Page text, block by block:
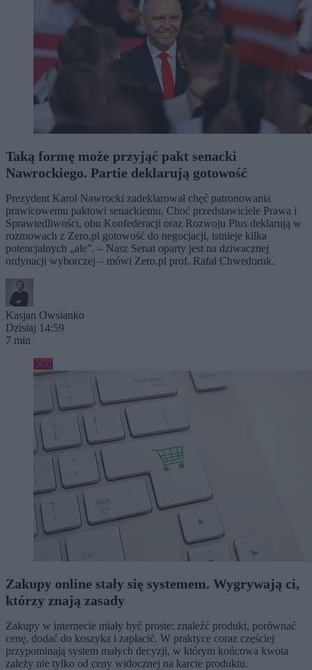
Taką formę może przyjąć pakt senacki
Nawrockiego. Partie deklarują gotowość
Prezydent Karol Nawrocki zadeklarował chęć patronowania
prawicowemu paktowi senackiemu. Choć przedstawiciele Prawa i
Sprawiedliwości, obu Konfederacji oraz Rozwoju Plus deklarują w
rozmowach z Zero.pl gotowość do negocjacji, istnieje kilka
potencjalnych „ale”. – Nasz Senat oparty jest na dziwacznej
ordynacji wyborczej – mówi Zero.pl prof. Rafał Chwedoruk.
Kasjan Owsianko
Dzisiaj 14:59
7 min
Kraj
Zakupy online stały się systemem. Wygrywają ci,
którzy znają zasady
Zakupy w internecie miały być proste: znaleźć produkt, porównać
cenę, dodać do koszyka i zapłacić. W praktyce coraz częściej
przypominają system małych decyzji, w którym końcowa kwota
zależy nie tylko od ceny widocznej na karcie produktu.